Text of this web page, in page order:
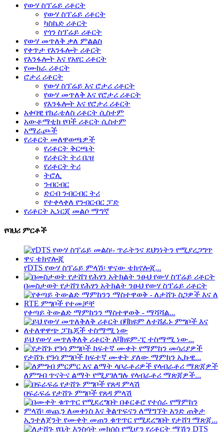
የውሃ ስፕሬይ ሪቶርት
የውሃ ስፕሬይ ሪቶርት
ካስኬድ ሪቶርት
የጎን ስፕሬይ ሪቶርት
የውሃ መጥለቅ ቃለ ምልልስ
የቀጥታ የእንፋሎት ሪቶርት
የእንፋሎት እና የአየር ሪቶርት
የሙከራ ሪቶርት
ሮታሪ ሪቶርት
የውሃ ስፕሬይ እና ሮታሪ ሪቶርት
የውሃ መጥለቅ እና የሮታሪ ሪቶርት
የእንፋሎት እና የሮታሪ ሪቶርት
አቀባዊ የክራቴለስ ሪቶርት ሲስተም
አውቶማቲክ የባች ሪቶርት ሲስተም
አማራጮች
የሪቶርት መለዋወጫዎች
የሪቶርት ቅርጫት
የሪቶርት ትሪ ቤዝ
የሪቶርት ትሪ
ትሮሊ
ንብርብር
ድርብ ንብርብር ትሪ
የተቀላቀለ የንብርብር ፓድ
የሪቶርት ኢነርጂ መልሶ ማግኛ
የባህሪ ምርቶች
የDTS የውሃ ስፕሬይ ምላሽ፡ ዋናው ቴክኖሎጂ...
በመስታወት የታሸገ የሕፃን አትክልት ንፁህ የውሃ ስፕሬይ ሪቶርት
የቀጣይ ትውልድ ማምከንን ማስተዋወቅ - ማሻሻል...
ይህ የውሃ መጥለቅለቅ ሪቶርት ለቫክዩም-ፒ ተስማሚ ነው...
የታሸጉ የዓሳ ምግቦች ከፍተኛ ሙቀት ያለው ማምከን ኢኩዊ...
ለምግብ ጥናትና ልማት የሚያገለግሉ የላብራቶሪ ማጽጃዎች...
በፍራፍሬ የታሸጉ ምግቦች የጸዳ ምላሽ
ኢንተለጀንት የሙቀት መጠን ቁጥጥር የሚደረግበት የታሸገ ማጽጃ...